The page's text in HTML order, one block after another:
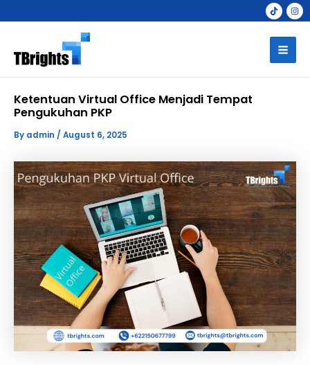
to
Ketentuan Virtual Office Menjadi Tempat
Pengukuhan PKP
By admin / August 6, 2025